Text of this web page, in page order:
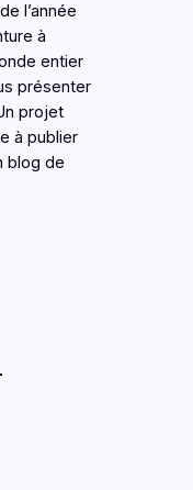
l’année
à
entier
présenter
projet
à publier
blog de